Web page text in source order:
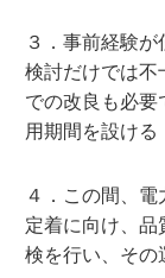
３．事前経験
検討だけでは不
での改良も必要
用期間を設ける
４．この間、
定着に向け、品
検を行い、その